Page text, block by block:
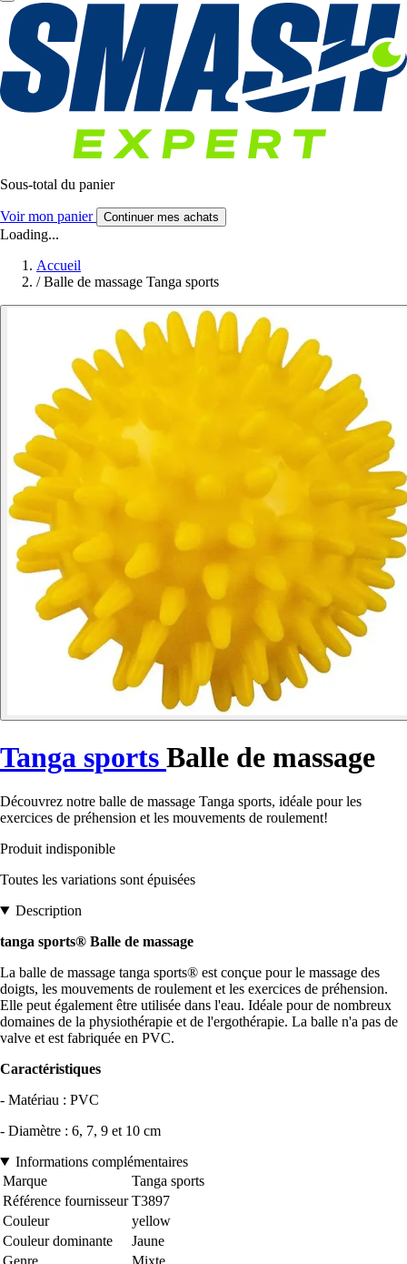
Sous-total du panier
Voir mon panier Continuer mes achats
Loading...
Accueil
/ Balle de massage Tanga sports
Tanga sports Balle de massage
Découvrez notre balle de massage Tanga sports, idéale pour les
exercices de préhension et les mouvements de roulement!
Produit indisponible
Toutes les variations sont épuisées
Description
tanga sports® Balle de massage
La balle de massage tanga sports® est conçue pour le massage des
doigts, les mouvements de roulement et les exercices de préhension.
Elle peut également être utilisée dans l'eau. Idéale pour de nombreux
domaines de la physiothérapie et de l'ergothérapie. La balle n'a pas de
valve et est fabriquée en PVC.
Caractéristiques
- Matériau : PVC
- Diamètre : 6, 7, 9 et 10 cm
Informations complémentaires
Marque
Tanga sports
Référence fournisseur T3897
Couleur
yellow
Couleur dominante
Jaune
Genre
Mixte